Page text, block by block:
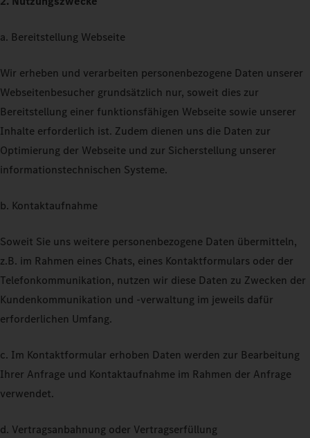
a. Bereitstellung Webseite
Wir erheben und verarbeiten personenbezogene Daten unserer
Webseitenbesucher grundsätzlich nur, soweit dies zur
Bereitstellung einer funktionsfähigen Webseite sowie unserer
Inhalte erforderlich ist. Zudem dienen uns die Daten zur
Optimierung der Webseite und zur Sicherstellung unserer
informationstechnischen Systeme.
b. Kontaktaufnahme
Soweit Sie uns weitere personenbezogene Daten übermitteln,
z.B. im Rahmen eines Chats, eines Kontaktformulars oder der
Telefonkommunikation, nutzen wir diese Daten zu Zwecken der
Kundenkommunikation und -verwaltung im jeweils dafür
erforderlichen Umfang.
c. Im Kontaktformular erhoben Daten werden zur Bearbeitung
Ihrer Anfrage und Kontaktaufnahme im Rahmen der Anfrage
verwendet.
d. Vertragsanbahnung oder Vertragserfüllung